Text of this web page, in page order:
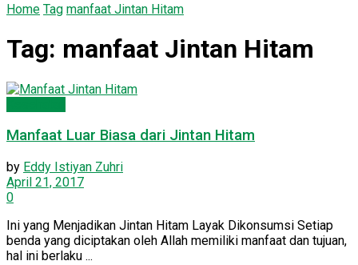
Home Tag manfaat Jintan Hitam
Tag: manfaat Jintan Hitam
Manfaat Luar Biasa dari Jintan Hitam
by Eddy Istiyan Zuhri
April 21, 2017
0
Ini yang Menjadikan Jintan Hitam Layak Dikonsumsi Setiap
benda yang diciptakan oleh Allah memiliki manfaat dan tujuan,
hal ini berlaku ...